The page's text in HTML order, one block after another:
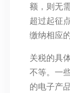
额，则无
超过起征
缴纳相应
关税的具
不等。一
的电子产